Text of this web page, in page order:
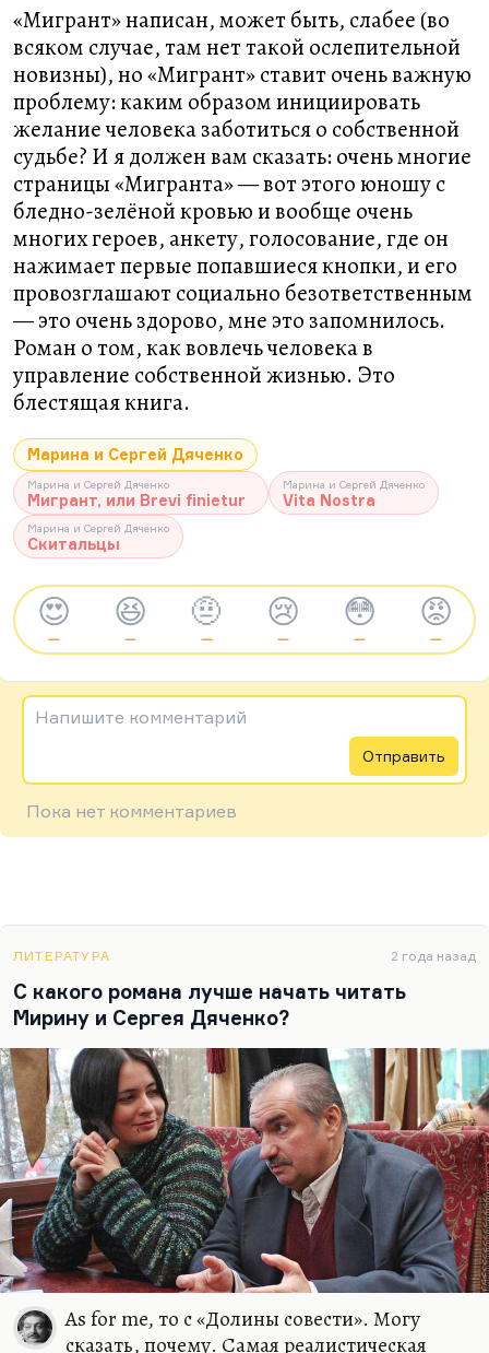
«Мигрант» написан, может быть, слабее (во
всяком случае, там нет такой ослепительной
новизны), но «Мигрант» ставит очень важную
проблему: каким образом инициировать
желание человека заботиться о собственной
судьбе? И я должен вам сказать: очень многие
страницы «Мигранта» — вот этого юношу с
бледно-зелёной кровью и вообще очень
многих героев, анкету, голосование, где он
нажимает первые попавшиеся кнопки, и его
провозглашают социально безответственным
— это очень здорово, мне это запомнилось.
Роман о том, как вовлечь человека в
управление собственной жизнью. Это
блестящая книга.
Марина и Сергей Дяченко
Марина и Сергей Дяченко
Мигрант, или Brevi finietur
Марина и Сергей Дяченко
Vita Nostra
Марина и Сергей Дяченко
Скитальцы
😍
—
😆
—
🤨
—
😢
—
😳
—
😡
—
Напишите комментарий
Отправить
Пока нет комментариев
ЛИТЕРАТУРА 2 года назад
С какого романа лучше начать читать
Мирину и Сергея Дяченко?
As for me, то с «Долины совести». Могу
сказать, почему. Самая реалистическая